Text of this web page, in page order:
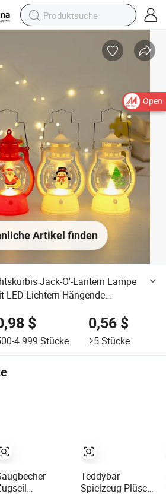
Open
Artikel finden
Jack-O'-Lantern Lampe
LED-Lichtern Hängende
$
4.999 Stücke
0,56 $
≥5Stücke
Teddybär
Spielzeug Plüsch